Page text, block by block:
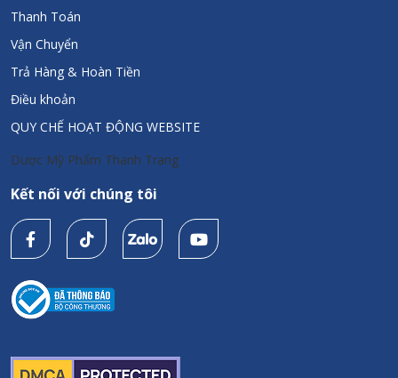
Hoàn tiền 300% nếu phát hiện hàng giả/kém chất lượng
Chính hãng 100%
Đầy đủ hóa đơn, chứng từ, giấy kiểm định
Thanh Toán
Vận Chuyển
Trả Hàng & Hoàn Tiền
Điều khoản
QUY CHẾ HOẠT ĐỘNG WEBSITE
Dược Mỹ Phẩm Thanh Trang
Kết nối với chúng tôi